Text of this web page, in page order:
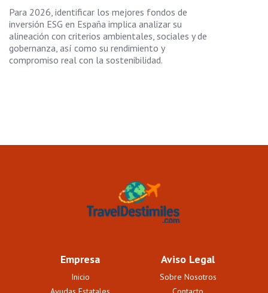
Para 2026, identificar los mejores fondos de
inversión ESG en España implica analizar su
alineación con criterios ambientales, sociales y de
gobernanza, así como su rendimiento y
compromiso real con la sostenibilidad.
Empresa
Inicio
Aviso Legal
Sobre Nosotros